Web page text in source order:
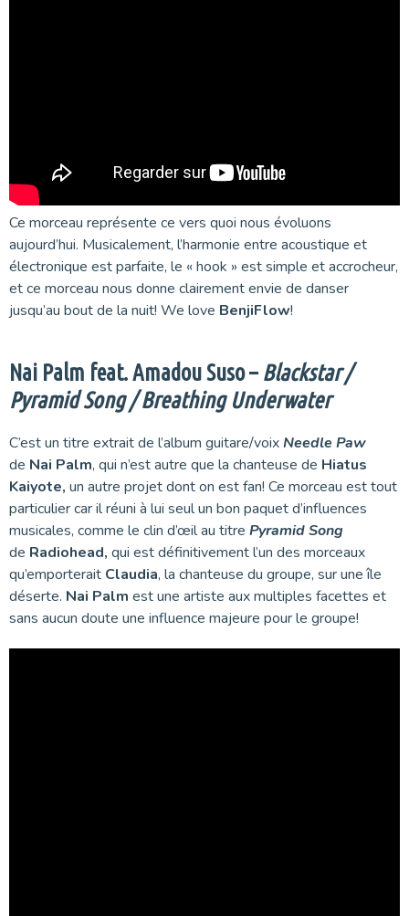
Ce morceau représente ce vers quoi nous évoluons
aujourd’hui. Musicalement, l’harmonie entre acoustique et
électronique est parfaite, le « hook » est simple et accrocheur,
et ce morceau nous donne clairement envie de danser
jusqu’au bout de la nuit! We love BenjiFlow!
Nai Palm feat. Amadou Suso – Blackstar /
Pyramid Song / Breathing Underwater
C’est un titre extrait de l’album guitare/voixNeedle Paw
de Nai Palm, qui n’est autre que la chanteuse de Hiatus
Kaiyote, un autre projet dont on est fan! Ce morceau est tout
particulier car il réuni à lui seul un bon paquet d’influences
musicales, comme le clin d’œil au titre Pyramid Song
de Radiohead, qui est définitivement l’un des morceaux
qu’emporterait Claudia, la chanteuse du groupe, sur une île
déserte. Nai Palm est une artiste aux multiples facettes et
sans aucun doute une influence majeure pour le groupe!